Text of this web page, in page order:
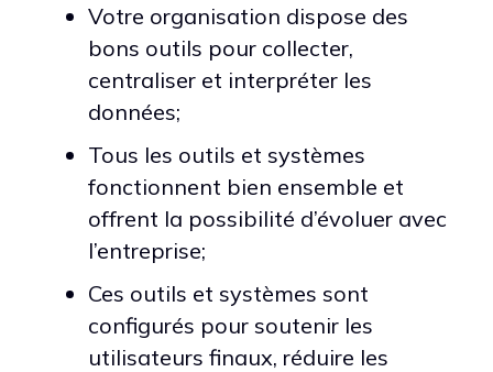
Votre organisation dispose des
bons outils pour collecter,
centraliser et interpréter les
données;
Tous les outils et systèmes
fonctionnent bien ensemble et
offrent la possibilité d’évoluer avec
l’entreprise;
Ces outils et systèmes sont
configurés pour soutenir les
utilisateurs finaux, réduire les